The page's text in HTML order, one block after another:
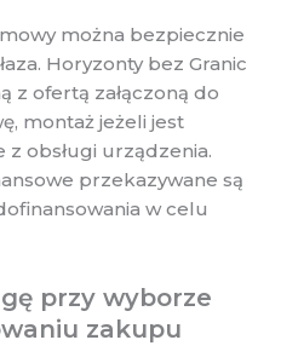
można bezpiecznie
Horyzonty bez Granic
z ofertą załączoną do
montaż jeżeli jest
obsługi urządzenia.
przekazywane są
w celu
przy wyborze
zakupu